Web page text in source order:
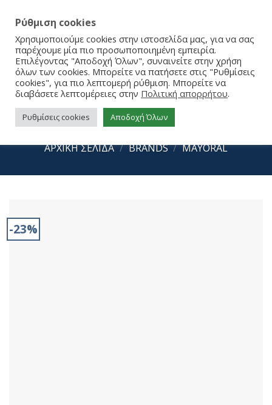
Mayoral Sneakers 15-46586-062
ΑΡΧΙΚΉ ΣΕΛΊΔΑ / BRANDS / MAYORAL
-23%
Ρύθμιση cookies
Χρησιμοποιούμε cookies στην ιστοσελίδα μας, για να σας
παρέχουμε μία πιο προσωποποιημένη εμπειρία.
Επιλέγοντας "Αποδοχή Όλων", συναινείτε στην χρήση
όλων των cookies. Μπορείτε να πατήσετε στις "Ρυθμίσεις
cookies", για πιο λεπτομερή ρύθμιση. Μπορείτε να
διαβάσετε λεπτομέρειες στην Πολιτική απορρήτου.
Ρυθμίσεις cookies Αποδοχή Όλων